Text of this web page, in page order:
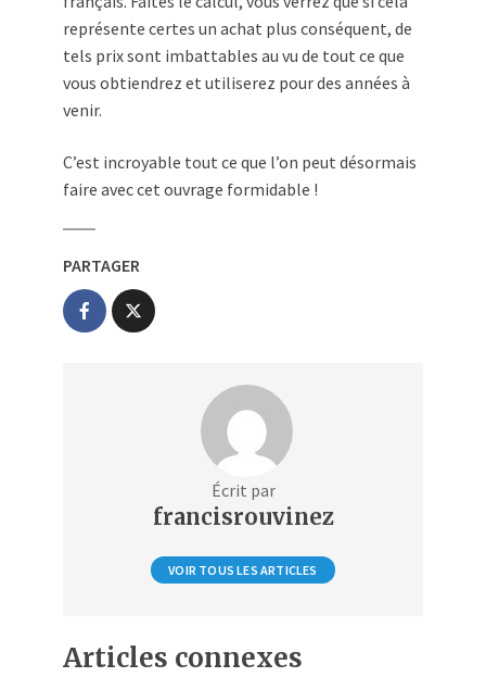
représente certes un achat plus conséquent, de
tels prix sont imbattables au vu de tout ce que
vous obtiendrez et utiliserez pour des années à
venir.
C’est incroyable tout ce que l’on peut désormais
faire avec cet ouvrage formidable !
PARTAGER
Écrit par
francisrouvinez
VOIR TOUS LES ARTICLES
Articles connexes